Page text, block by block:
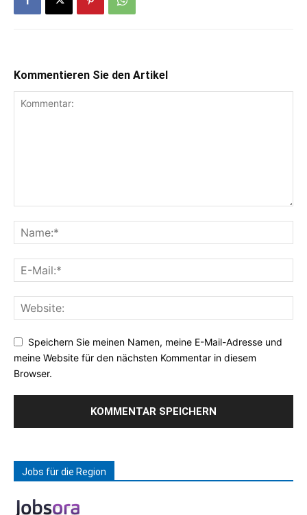
Kommentieren Sie den Artikel
Speichern Sie meinen Namen, meine E-Mail-Adresse und
meine Website für den nächsten Kommentar in diesem
Browser.
Jobs für die Region